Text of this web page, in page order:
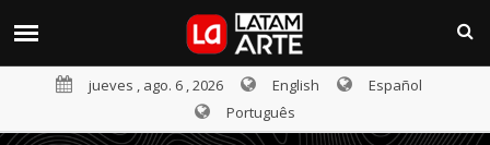
jueves , ago. 6 , 2026 English
Español
Português